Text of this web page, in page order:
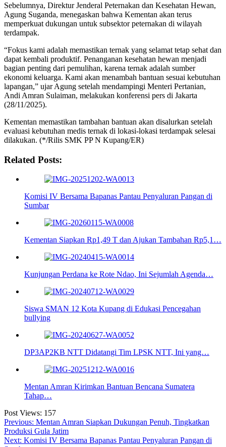
Sebelumnya, Direktur Jenderal Peternakan dan Kesehatan Hewan,
Agung Suganda, menegaskan bahwa Kementan akan terus
memperkuat dukungan untuk subsektor peternakan di wilayah
terdampak.
“Fokus kami adalah memastikan ternak yang selamat tetap sehat dan
dapat kembali produktif. Penanganan kesehatan hewan menjadi
bagian penting dari pemulihan, karena ternak adalah sumber
ekonomi keluarga. Kami akan menambah bantuan sesuai kebutuhan
lapangan,” ujar Agung setelah mendampingi Menteri Pertanian,
Andi Amran Sulaiman, melakukan konferensi pers di Jakarta
(28/11/2025).
Kementan memastikan tambahan bantuan akan disalurkan setelah
evaluasi kebutuhan medis ternak di lokasi-lokasi terdampak selesai
dilakukan. (*/Rilis SMK PP N Kupang/ER)
Related Posts:
Komisi IV Bersama Bapanas Pantau Penyaluran Pangan di
Sumbar
Kementan Siapkan Rp1,49 T dan Ajukan Tambahan Rp5,1…
Kunjungan Perdana ke Rote Ndao, Ini Sejumlah Agenda…
Siswa SMAN 12 Kota Kupang di Edukasi Pencegahan
bullying
DP3AP2KB NTT Didatangi Tim LPSK NTT, Ini yang…
Mentan Amran Kirimkan Bantuan Bencana Sumatera
Tahap…
Post Views: 157
Navigasi
pos
Previous: Mentan Amran Siapkan Dukungan Penuh, Tingkatkan
Produksi Gula Jatim
Next: Komisi IV Bersama Bapanas Pantau Penyaluran Pangan di